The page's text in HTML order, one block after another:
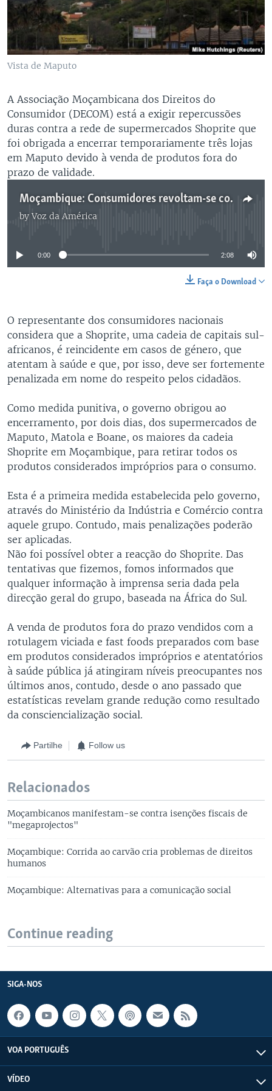
Vista de Maputo
A Associação Moçambicana dos Direitos do
Consumidor (DECOM) está a exigir repercussões
duras contra a rede de supermercados Shoprite que
foi obrigada a encerrar temporariamente três lojas
em Maputo devido à venda de produtos fora do
prazo de validade.
Moçambique: Consumidores revoltam-se contra "Shoprite" 2:10
byVoz da América
No media source currently available
0:00 2:08
Faça o Download
O representante dos consumidores nacionais
considera que a Shoprite, uma cadeia de capitais sul-
africanos, é reincidente em casos de género, que
atentam à saúde e que, por isso, deve ser fortemente
penalizada em nome do respeito pelos cidadãos.
Como medida punitiva, o governo obrigou ao
encerramento, por dois dias, dos supermercados de
Maputo, Matola e Boane, os maiores da cadeia
Shoprite em Moçambique, para retirar todos os
produtos considerados impróprios para o consumo.
Esta é a primeira medida estabelecida pelo governo,
através do Ministério da Indústria e Comércio contra
aquele grupo. Contudo, mais penalizações poderão
ser aplicadas.
Não foi possível obter a reacção do Shoprite. Das
tentativas que fizemos, fomos informados que
qualquer informação à imprensa seria dada pela
direcção geral do grupo, baseada na África do Sul.
A venda de produtos fora do prazo vendidos com a
rotulagem viciada e fast foods preparados com base
em produtos considerados impróprios e atentatórios
à saúde pública já atingiram níveis preocupantes nos
últimos anos, contudo, desde o ano passado que
estatísticas revelam grande redução como resultado
da consciencialização social.
Partilhe Follow us
Relacionados
Moçambicanos manifestam-se contra isenções fiscais de
"megaprojectos"
Moçambique: Corrida ao carvão cria problemas de direitos
humanos
Moçambique: Alternativas para a comunicação social
Continue reading
SIGA-NOS
VOA PORTUGUÊS
VÍDEO